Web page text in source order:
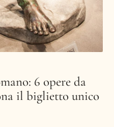
6 opere da
il biglietto unico